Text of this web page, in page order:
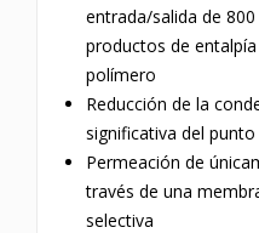
entrada/salida de
productos de
polímero
Reducción de la
significativa del
Permeación de
través de una
selectiva